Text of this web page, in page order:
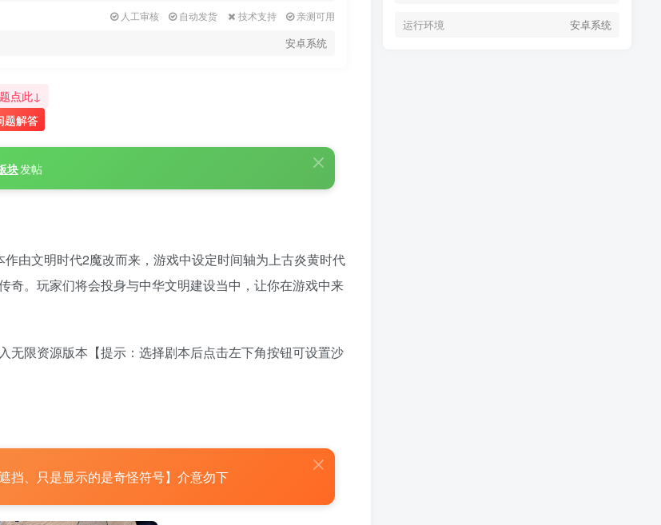
人工审核
自动发货 技术支持 亲测可用
安卓系统
点此↓
题解答
块发帖
由文明时代2魔改而来，游戏中设定时间轴为上古炎黄时代
奇。玩家们将会投身与中华文明建设当中，让你在游戏中来
无限资源版本【提示：选择剧本后点击左下角按钮可设置沙
挡、只是显示的是奇怪符号】介意勿下
运行环境 安卓系统
运行环境 安卓系统